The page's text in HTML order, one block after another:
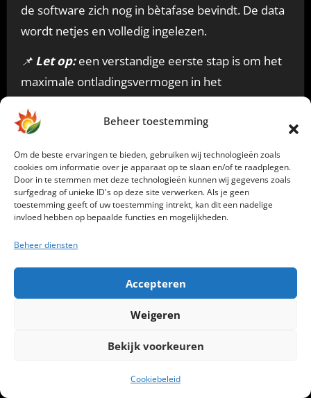
Beheer toestemming
Om de beste ervaringen te bieden, gebruiken wij technologieën zoals
cookies om informatie over je apparaat op te slaan en/of te raadplegen.
Door in te stemmen met deze technologieën kunnen wij gegevens zoals
surfgedrag of unieke ID's op deze site verwerken. Als je geen
toestemming geeft of uw toestemming intrekt, kan dit een nadelige
invloed hebben op bepaalde functies en mogelijkheden.
Beheer diensten
Accepteren
Weigeren
Bekijk voorkeuren
Cookiebeleid
de software zich nog in bètafase bevindt. De data
wordt netjes en volledig ingelezen.
📌 Let op: een verstandige eerste stap is om het
maximale ontladingsvermogen in het
instellingenmenu direct aan te passen naar 800W.
Standaard staat dit ingesteld op 2.200W, maar dat
gebruikt als de Marstek is aangesloten op een
aparte groep zonder andere verbruikers. Het zou
logischer zijn als het systeem standaard op 800W
staat ingesteld, en dat gebruikers pas toegang
krijgen tot de 2.200W-optie nadat ze enkele
technische vragen hebben beantwoord over hun
installatie — bijvoorbeeld over de aanwezigheid
van een vrije groep en de belastingcapaciteit. Zo
sluit de configuratie beter aan bij de praktijk.
De aansluiting van de zonnepanelen vond plaats